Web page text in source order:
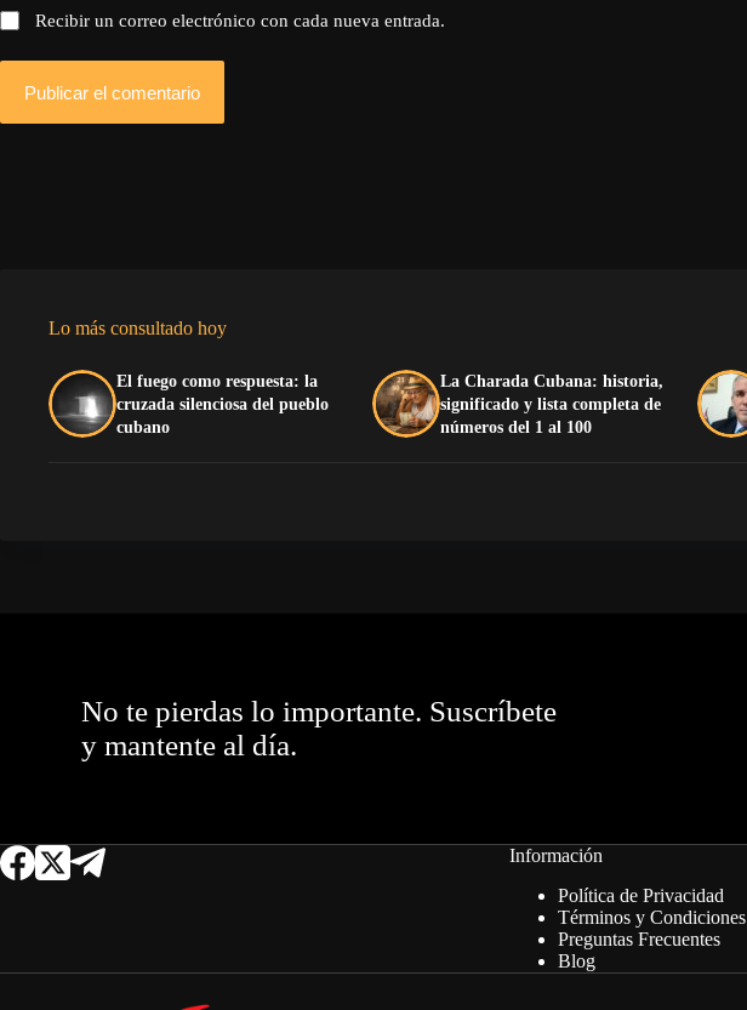
Recibir un correo electrónico con cada nueva entrada.
Publicar el comentario
Lo más consultado hoy
El fuego como respuesta: la
cruzada silenciosa del pueblo
cubano
La Charada Cubana: historia,
significado y lista completa de
números del 1 al 100
No te pierdas lo importante. Suscríbete
y mantente al día.
Información
Política de Privacidad
Términos y Condiciones
Preguntas Frecuentes
Blog